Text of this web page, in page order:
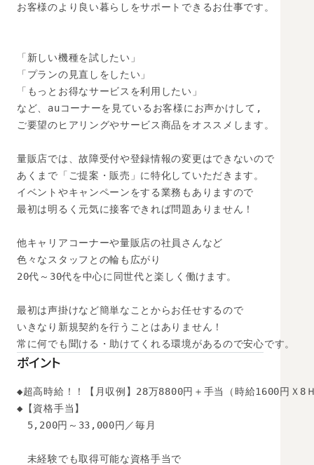
お客様のより良い暮らしをサポートできるお仕事です。
「新しい機種を試したい」
「プランの見直しをしたい」
「もっとお得なサービスを利用したい」
など、auコーナーを見ているお客様にお声かけして,
ご要望のヒアリングやサービス商品をオススメします。
量販店では、故障受付や登録情報の変更はできないので
あくまで「ご提案・販売」に特化していただきます。
イベントやキャンペーンをする業務もありますので
最初は明るく元気に接客できれば問題ありません！
他キャリアコーナーや量販店の社員さんなど
色々なスタッフとの輪も広がり
20代～30代を中心に同世代と楽しく働けます。
最初は声掛けなど簡単なことからお任せするので
いきなり新規契約を行うことはありません！
ポイント
◆超高時給！！【月収例】28万8800円＋手当（時給1600円Ｘ8
◆【資格手当】
5,200円～33,000円／毎月
未経験でも取得可能な資格手当で